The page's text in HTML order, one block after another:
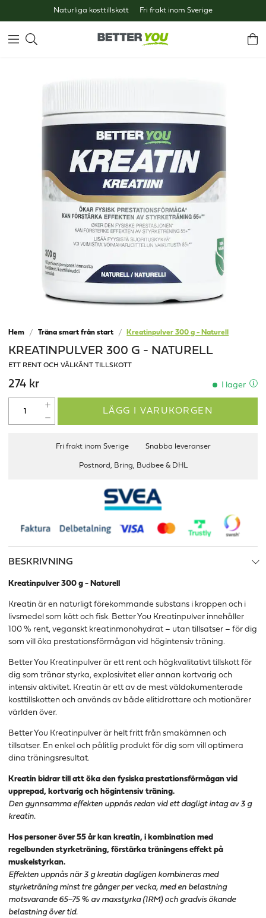
Naturliga kosttillskott Fri frakt inom Sverige
Hem Träna smart från start Kreatinpulver 300 g - Naturell
KREATINPULVER 300 G - NATURELL
ETT RENT OCH VÄLKÄNT TILLSKOTT
274 kr I lager
LÄGG I VARUKORGEN
Fri frakt inom Sverige Snabba leveranser
Postnord, Bring, Budbee & DHL
BESKRIVNING
Kreatinpulver 300 g - Naturell
Kreatin är en naturligt förekommande substans i kroppen och i
livsmedel som kött och fisk. Better You Kreatinpulver innehåller
100 % rent, veganskt kreatinmonohydrat – utan tillsatser – för dig
som vill öka prestationsförmågan vid högintensiv träning.
Better You Kreatinpulver är ett rent och högkvalitativt tillskott för
dig som tränar styrka, explosivitet eller annan kortvarig och
intensiv aktivitet. Kreatin är ett av de mest väldokumenterade
kosttillskotten och används av både elitidrottare och motionärer
världen över.
Better You Kreatinpulver är helt fritt från smakämnen och
tillsatser. En enkel och pålitlig produkt för dig som vill optimera
dina träningsresultat.
Kreatin bidrar till att öka den fysiska prestationsförmågan vid
upprepad, kortvarig och högintensiv träning.
Den gynnsamma effekten uppnås redan vid ett dagligt intag av 3 g
kreatin.
Hos personer över 55 år kan kreatin, i kombination med
regelbunden styrketräning, förstärka träningens effekt på
muskelstyrkan.
Effekten uppnås när 3 g kreatin dagligen kombineras med
styrketräning minst tre gånger per vecka, med en belastning
motsvarande 65–75 % av maxstyrka (1RM) och gradvis ökande
belastning över tid.